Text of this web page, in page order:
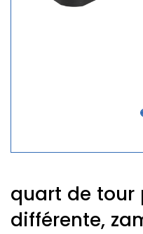
quart de tour
différente,